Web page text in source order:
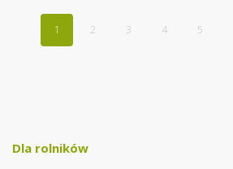
1 2 3 4 5
Dla rolników